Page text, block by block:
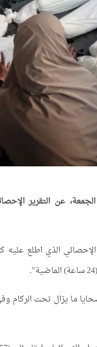
عن التقرير
ما يزال تحت الركام